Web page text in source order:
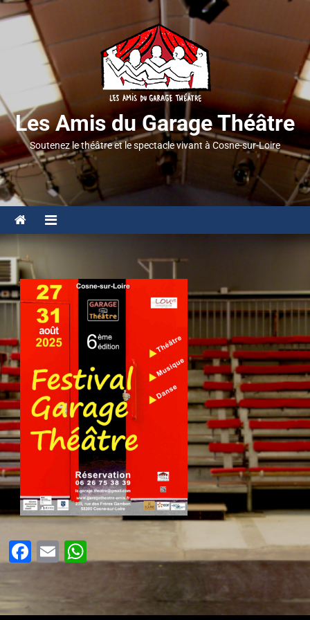
Les Amis du Garage Théâtre
Soutenez le théâtre et le spectacle vivant à Cosne-sur-Loire
Facebook
EmailWhatsApp